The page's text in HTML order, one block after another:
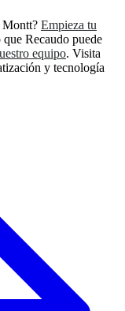
Montt? Empieza tu
Recaudo puede
equipo. Visita
y tecnología